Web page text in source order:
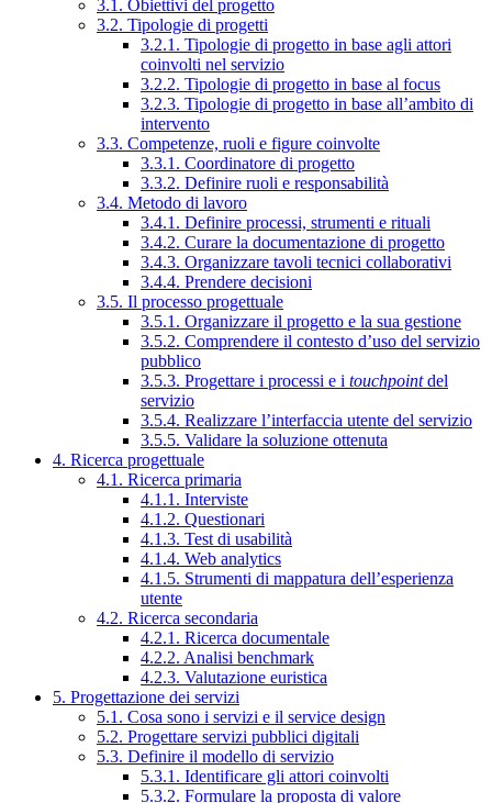
3.1. Obiettivi del progetto
3.2. Tipologie di progetti
3.2.1. Tipologie di progetto in base agli attori
coinvolti nel servizio
3.2.2. Tipologie di progetto in base al focus
3.2.3. Tipologie di progetto in base all’ambito di
intervento
3.3. Competenze, ruoli e figure coinvolte
3.3.1. Coordinatore di progetto
3.3.2. Definire ruoli e responsabilità
3.4. Metodo di lavoro
3.4.1. Definire processi, strumenti e rituali
3.4.2. Curare la documentazione di progetto
3.4.3. Organizzare tavoli tecnici collaborativi
3.4.4. Prendere decisioni
3.5. Il processo progettuale
3.5.1. Organizzare il progetto e la sua gestione
3.5.2. Comprendere il contesto d’uso del servizio
pubblico
3.5.3. Progettare i processi e i touchpointdel
servizio
3.5.4. Realizzare l’interfaccia utente del servizio
3.5.5. Validare la soluzione ottenuta
4. Ricerca progettuale
4.1. Ricerca primaria
4.1.1. Interviste
4.1.2. Questionari
4.1.3. Test di usabilità
4.1.4. Web analytics
4.1.5. Strumenti di mappatura dell’esperienza
utente
4.2. Ricerca secondaria
4.2.1. Ricerca documentale
4.2.2. Analisi benchmark
4.2.3. Valutazione euristica
5. Progettazione dei servizi
5.1. Cosa sono i servizi e il service design
5.2. Progettare servizi pubblici digitali
5.3. Definire il modello di servizio
5.3.1. Identificare gli attori coinvolti
5.3.2. Formulare la proposta di valore